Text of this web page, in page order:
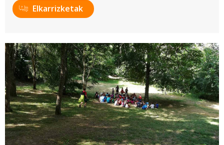
Elkarrizketak